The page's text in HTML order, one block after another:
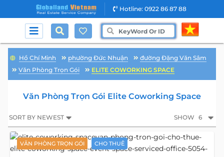
Hotline: 0922 86 87 88
Hồ Chí Minh phường Đức Nhuận
đường Đặng Văn Sâm
Văn Phòng Trọn Gói
ELITE COWORKING SPACE
Văn Phòng Trọn Gói Elite Coworking Space
SORT BY NEWEST SHOW 6
VĂN PHÒNG TRỌN GÓI CHO THUÊ